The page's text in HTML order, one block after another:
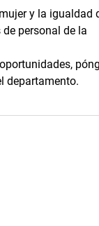
y la igualdad
personal de la
departamento.
new window)
in a new